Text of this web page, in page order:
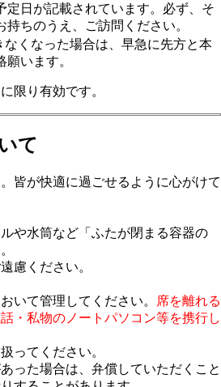
定日が記載されています。必ず、そ
ちのうえ、ご訪問ください。
くなった場合は、早急に先方と本
います。
限り有効です。
て
皆が快適に過ごせるように心がけて
や水筒など「ふたが閉まる容器の
慮ください。
いて管理してください。
席を離れる
・私物のノートパソコン等を携行し
ってください。
った場合は、弁償していただくこと